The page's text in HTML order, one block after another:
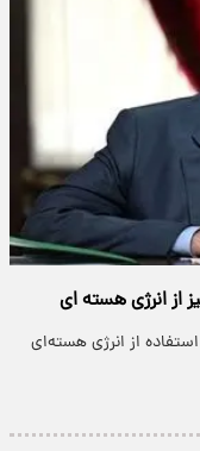
از انرژی هسته ای
از انرژی هسته‌ای